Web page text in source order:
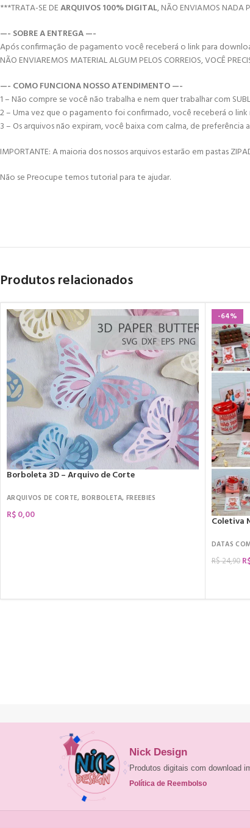
***TRATA-SE DEARQUIVOS 100% DIGITAL, NÃO ENVIAMOS NADA
—- SOBRE A ENTREGA —-
Após confirmação de pagamento você receberá o link para
NÃO ENVIAREMOS MATERIAL ALGUM PELOS CORREIOS, VOCÊ
—- COMO FUNCIONA NOSSO ATENDIMENTO —-
1 – Não compre se você não trabalha e nem quer trabalhar com
2 – Uma vez que o pagamento foi confirmado, você receberá o link
3 – Os arquivos não expiram, você baixa com calma, de
IMPORTANTE: A maioria dos nossos arquivos estarão em pastas
Não se Preocupe temos tutorial para te ajudar.
Produtos relacionados
Borboleta 3D – Arquivo de Corte
ARQUIVOS DE CORTE, BORBOLETA, FREEBIES
R$0,00
-64%
Coletiva
DATAS
R$24,90
Nick Design
Produtos digitais com download
Política de Reembolso